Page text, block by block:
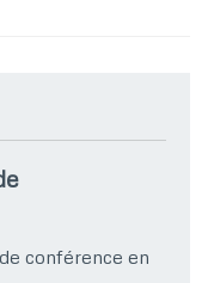
conférence en